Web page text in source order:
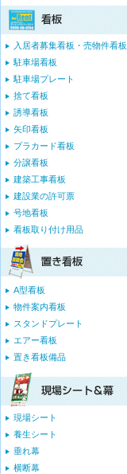
入居者募集看板・売物件看板
駐車場看板
駐車場プレート
捨て看板
誘導看板
矢印看板
プラカード看板
分譲看板
建築工事看板
建設業の許可票
号地看板
看板取り付け用品
A型看板
物件案内看板
スタンドプレート
エアー看板
置き看板備品
現場シート
養生シート
垂れ幕
横断幕